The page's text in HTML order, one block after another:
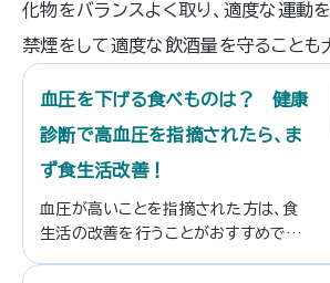
化物をバランスよく取り、適度な運動を
禁煙をして適度な飲酒量を守ることも
血圧を下げる食べものは？ 健康
診断で高血圧を指摘されたら、ま
ず食生活改善！
血圧が高いことを指摘された方は、食
生活の改善を行うことがおすすめです。